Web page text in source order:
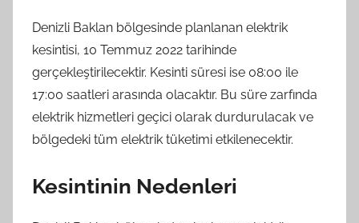
Denizli Baklan bölgesinde planlanan elektrik
kesintisi, 10 Temmuz 2022 tarihinde
gerçekleştirilecektir. Kesinti süresi ise 08:00 ile
17:00 saatleri arasında olacaktır. Bu süre zarfında
elektrik hizmetleri geçici olarak durdurulacak ve
bölgedeki tüm elektrik tüketimi etkilenecektir.
Kesintinin Nedenleri